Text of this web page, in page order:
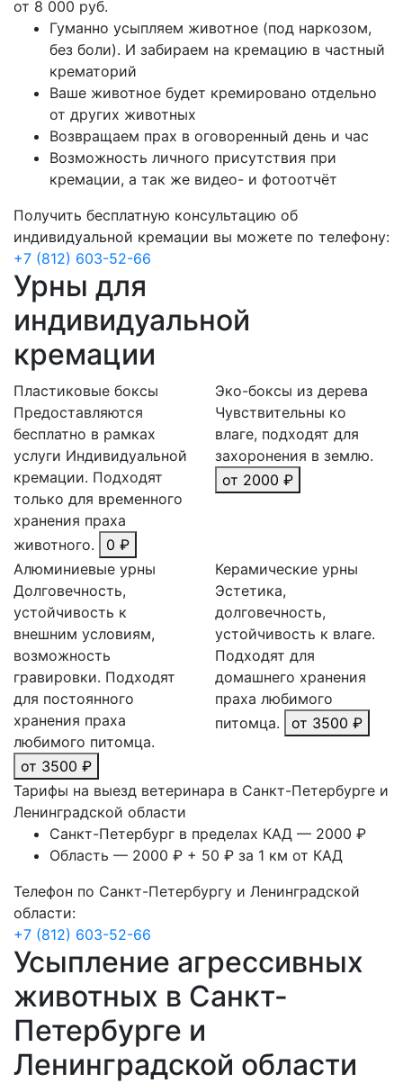
от 8 000 руб.
Гуманно усыпляем животное (под наркозом,
без боли). И забираем на кремацию в частный
крематорий
Ваше животное будет кремировано отдельно
от других животных
Возвращаем прах в оговоренный день и час
Возможность личного присутствия при
кремации, а так же видео- и фотоотчёт
Получить бесплатную консультацию об
индивидуальной кремации вы можете по телефону:
+7 (812) 603-52-66
Урны для
индивидуальной
кремации
Пластиковые боксы
Предоставляются
бесплатно в рамках
услуги Индивидуальной
кремации. Подходят
только для временного
хранения праха
животного.
0 ₽
Эко-боксы из дерева
Чувствительны ко
влаге, подходят для
захоронения в землю.
от 2000 ₽
Алюминиевые урны
Долговечность,
устойчивость к
внешним условиям,
возможность
гравировки. Подходят
для постоянного
хранения праха
любимого питомца.
от 3500 ₽
Керамические урны
Эстетика,
долговечность,
устойчивость к влаге.
Подходят для
домашнего хранения
праха любимого
питомца.
от 3500 ₽
Тарифы на выезд ветеринара в Санкт-Петербурге и
Ленинградской области
Санкт-Петербург в пределах КАД — 2000 ₽
Область — 2000 ₽ + 50 ₽ за 1 км от КАД
Телефон по Санкт-Петербургу и Ленинградской
области:
+7 (812) 603-52-66
Усыпление агрессивных
животных в Санкт-
Петербурге и
Ленинградской области